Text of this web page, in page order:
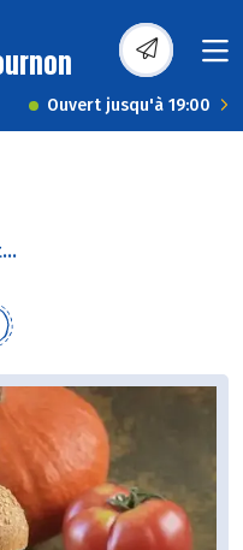
Ouvert jusqu'à 19:00